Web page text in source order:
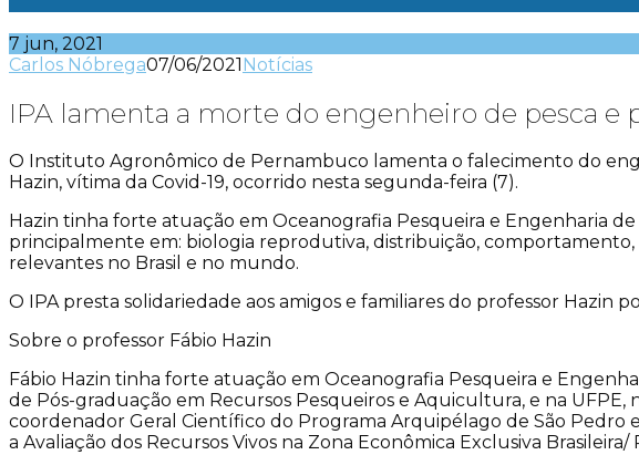
7 jun, 2021
Carlos Nóbrega07/06/2021 Notícias
IPA lamenta a morte do engenheiro de pesca e
O Instituto Agronômico de Pernambuco lamenta o falecimento do
Hazin, vítima da Covid-19, ocorrido nesta segunda-feira (7).
Hazin tinha forte atuação em Oceanografia Pesqueira e Engenharia
principalmente em: biologia reprodutiva, distribuição,
relevantes no Brasil e no mundo.
O IPA presta solidariedade aos amigos e familiares do professor Hazin
Sobre o professor Fábio Hazin
Fábio Hazin tinha forte atuação em Oceanografia Pesqueira e
de Pós-graduação em Recursos Pesqueiros e Aquicultura, e na
coordenador Geral Científico do Programa Arquipélago de São Pedro
a Avaliação dos Recursos Vivos na Zona Econômica Exclusiva Brasileira/